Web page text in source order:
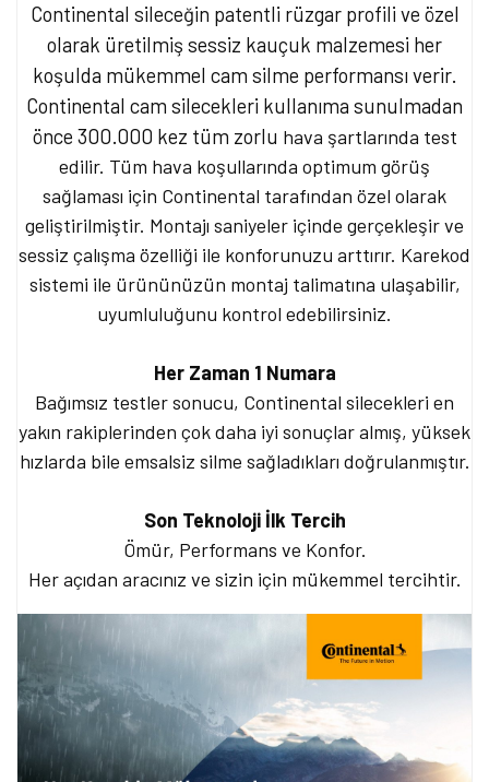
Continental sileceğin patentli rüzgar profili ve özel
olarak üretilmiş sessiz kauçuk malzemesi her
koşulda mükemmel cam silme performansı verir.
Continental cam silecekleri kullanıma sunulmadan
önce 300.000 kez tüm zorlu hava şartlarında test
edilir. Tüm hava koşullarında optimum görüş
sağlaması için Continental tarafından özel olarak
geliştirilmiştir. Montajı saniyeler içinde gerçekleşir ve
sessiz çalışma özelliği ile konforunuzu arttırır. Karekod
sistemi ile ürününüzün montaj talimatına ulaşabilir,
uyumluluğunu kontrol edebilirsiniz.
Her Zaman 1 Numara
Bağımsız testler sonucu, Continental silecekleri en
yakın rakiplerinden çok daha iyi sonuçlar almış, yüksek
hızlarda bile emsalsiz silme sağladıkları doğrulanmıştır.
Son Teknoloji İlk Tercih
Ömür, Performans ve Konfor.
Her açıdan aracınız ve sizin için mükemmel tercihtir.